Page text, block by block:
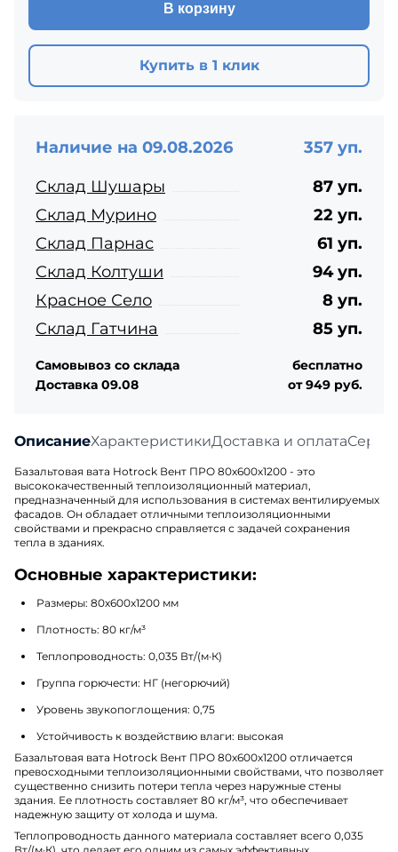
ОписаниеХарактеристикиДоставка и оплата
Базальтовая вата Hotrock Вент ПРО 80х600х1200 - это
высококачественный теплоизоляционный материал,
предназначенный для использования в системах вентилируемых
фасадов. Он обладает отличными теплоизоляционными
свойствами и прекрасно справляется с задачей сохранения
тепла в зданиях.
Основные характеристики:
Размеры: 80х600х1200 мм
Плотность: 80 кг/м³
Теплопроводность: 0,035 Вт/(м·К)
Группа горючести: НГ (негорючий)
Уровень звукопоглощения: 0,75
Устойчивость к воздействию влаги: высокая
Базальтовая вата Hotrock Вент ПРО 80х600х1200 отличается
превосходными теплоизоляционными свойствами, что позволяет
существенно снизить потери тепла через наружные стены
здания. Ее плотность составляет 80 кг/м³, что обеспечивает
надежную защиту от холода и шума.
Теплопроводность данного материала составляет всего 0,035
В корзину
Купить в 1 клик
Наличие на 09.08.2026
357 уп.
Склад Шушары
87 уп.
Склад Мурино
22 уп.
Склад Парнас
61 уп.
Склад Колтуши
94 уп.
Красное Село
8 уп.
Склад Гатчина
85 уп.
Самовывоз со склада
бесплатно
Доставка 09.08
от 949 руб.